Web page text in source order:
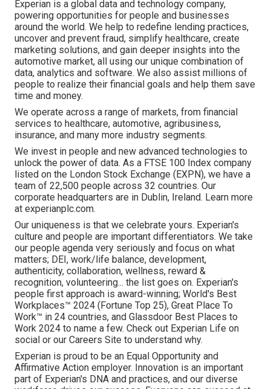
Experian is a global data and technology company,
powering opportunities for people and businesses
around the world. We help to redefine lending practices,
uncover and prevent fraud, simplify healthcare, create
marketing solutions, and gain deeper insights into the
automotive market, all using our unique combination of
data, analytics and software. We also assist millions of
people to realize their financial goals and help them save
time and money.
We operate across a range of markets, from financial
services to healthcare, automotive, agribusiness,
insurance, and many more industry segments.
We invest in people and new advanced technologies to
unlock the power of data. As a FTSE 100 Index company
listed on the London Stock Exchange (EXPN), we have a
team of 22,500 people across 32 countries. Our
corporate headquarters are in Dublin, Ireland. Learn more
at experianplc.com.
Our uniqueness is that we celebrate yours. Experian's
culture and people are important differentiators. We take
our people agenda very seriously and focus on what
matters; DEI, work/life balance, development,
authenticity, collaboration, wellness, reward &
recognition, volunteering... the list goes on. Experian's
people first approach is award-winning; World's Best
Workplaces™ 2024 (Fortune Top 25), Great Place To
Work™ in 24 countries, and Glassdoor Best Places to
Work 2024 to name a few. Check out Experian Life on
social or our Careers Site to understand why.
Experian is proud to be an Equal Opportunity and
Affirmative Action employer. Innovation is an important
part of Experian's DNA and practices, and our diverse